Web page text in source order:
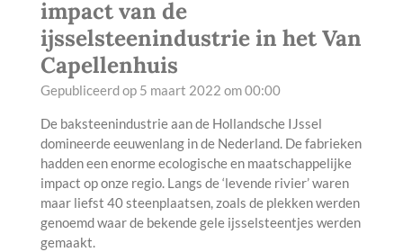
impact van de
ijsselsteenindustrie in het Van
Capellenhuis
Gepubliceerd op 5 maart 2022 om 00:00
De baksteenindustrie aan de Hollandsche IJssel
domineerde eeuwenlang in de Nederland. De fabrieken
hadden een enorme ecologische en maatschappelijke
impact op onze regio. Langs de ‘levende rivier’ waren
maar liefst 40 steenplaatsen, zoals de plekken werden
genoemd waar de bekende gele ijsselsteentjes werden
gemaakt.